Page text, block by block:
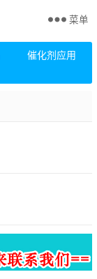
催化剂应用
菜单